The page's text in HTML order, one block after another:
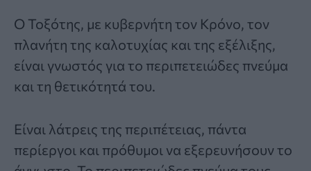
Ο Τοξότης, με κυβερνήτη τον Κρόνο, τον
πλανήτη της καλοτυχίας και της εξέλιξης,
είναι γνωστός για το περιπετειώδες πνεύμα
και τη θετικότητά του.
Είναι λάτρεις της περιπέτειας, πάντα
περίεργοι και πρόθυμοι να εξερευνήσουν το